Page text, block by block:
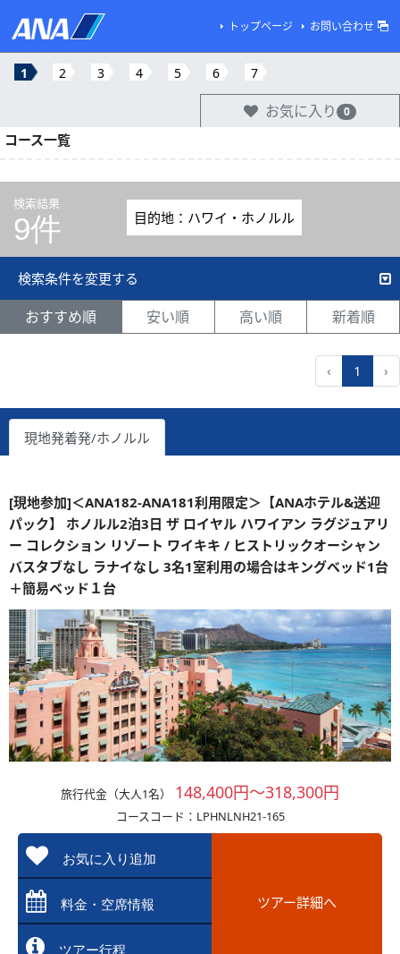
トップページ お問い合わせ
1 2 3 4 5 6 7
お気に入り 0
コース一覧
検索結果
9件 目的地：ハワイ・ホノルル
検索条件を変更する
おすすめ順 安い順 高い順 新着順
‹ 1 ›
現地発着発/ホノルル
[現地参加]＜ANA182-ANA181利用限定＞【ANAホテル&送迎
パック】 ホノルル2泊3日 ザ ロイヤル ハワイアン ラグジュアリ
ー コレクション リゾート ワイキキ / ヒストリックオーシャン
バスタブなし ラナイなし 3名1室利用の場合はキングベッド1台
＋簡易ベッド１台
旅行代金（大人1名） 148,400円～318,300円
コースコード：LPHNLNH21-165
お気に入り追加
料金・空席情報
ツアー行程
ツアー詳細へ